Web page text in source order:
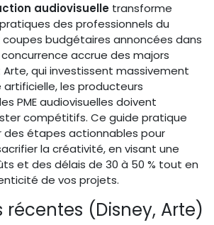
audiovisuelle transforme
des professionnels du
coupes budgétaires annoncées dans
concurrence accrue des majors
qui investissent massivement
les producteurs
PME audiovisuelles doivent
compétitifs. Ce guide pratique
des étapes actionnables pour
la créativité, en visant une
et des délais de 30 à 50 % tout en
de vos projets.
récentes (Disney, Arte)